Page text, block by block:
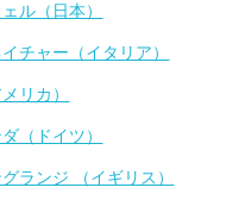
ル（日本）
チャー（イタリア）
リカ）
（ドイツ）
ランジ （イギリス）